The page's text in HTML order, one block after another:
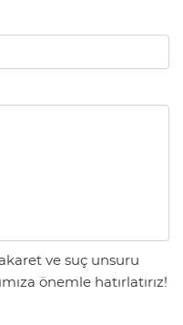
ve suç unsuru
önemle hatırlatırız!